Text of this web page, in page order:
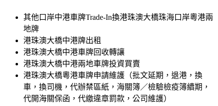
其他口岸中港車牌Trade-In換港珠澳大橋珠海口岸粵港兩
地牌
港珠澳大橋中港牌出租
港珠澳大橋中港車牌回收轉讓
港珠澳大橋中港兩地車牌投資買賣
港珠澳大橋粵港車牌申請維護（批文延期，退港，換
車，換司機，代辦禁區紙，海關簿／檢驗檢疫簿續期，
代開海關保函，代繳違章罰款，公司維護）